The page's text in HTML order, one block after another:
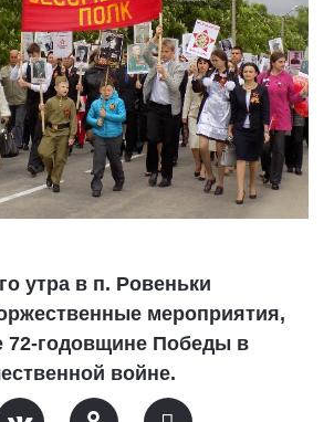
утра в п. Ровеньки
мероприятия,
72-годовщине Победы в
войне.